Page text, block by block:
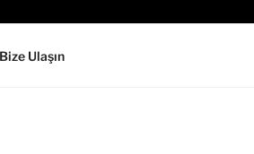
Bize Ulaşın